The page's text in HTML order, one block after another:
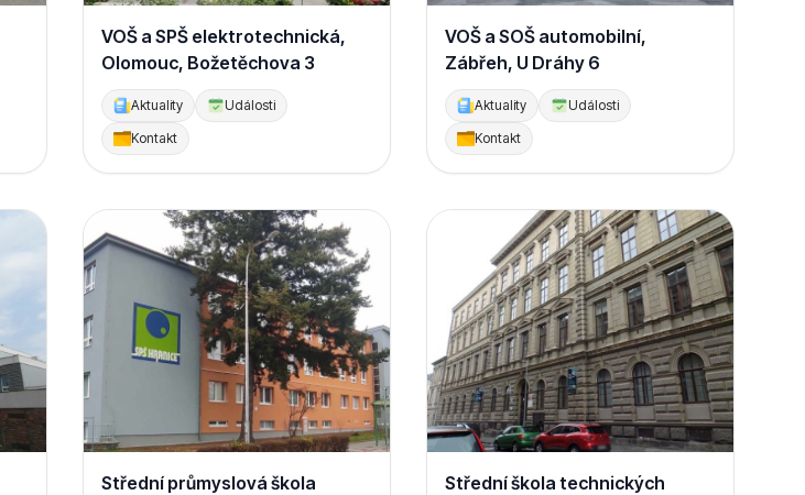
VOŠ a SPŠ elektrotechnická,
Olomouc, Božetěchova 3
Aktuality
Události
Kontakt
VOŠ a SOŠ automobilní,
Zábřeh, U Dráhy 6
Aktuality
Události
Kontakt
Střední průmyslová škola
Střední škola technických